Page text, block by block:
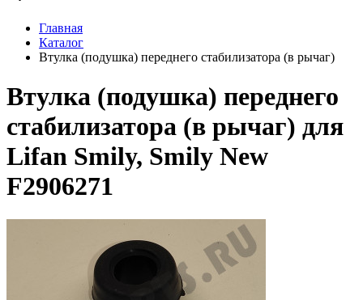
Главная
Каталог
Втулка (подушка) переднего стабилизатора (в рычаг)
Втулка (подушка) переднего
стабилизатора (в рычаг) для
Lifan Smily, Smily New
F2906271